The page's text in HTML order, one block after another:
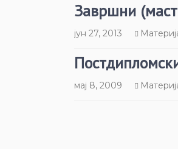
Завршни
јун 27, 2013
мај 8, 2009